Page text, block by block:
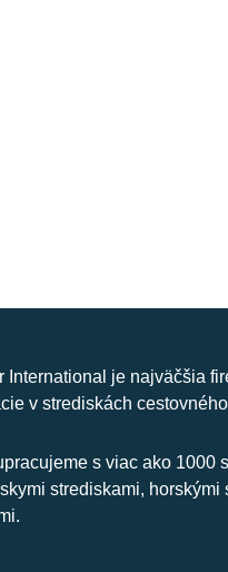
International je najväčšia
v strediskách
s viac ako 1000
strediskami,